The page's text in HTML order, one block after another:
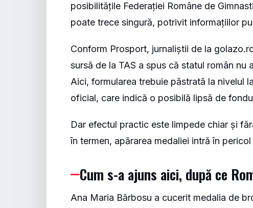
posibilitățile Federației Române de
poate trece singură, potrivit informațiilor
Conform Prosport, jurnaliștii de la
sursă de la TAS a spus că statul român
Aici, formularea trebuie păstrată la nivelul
oficial, care indică o posibilă lipsă de
Dar efectul practic este limpede chiar și
în termen, apărarea medaliei intră în pericol
Cum s-a ajuns aici, după ce
Ana Maria Bărbosu a cucerit medalia de